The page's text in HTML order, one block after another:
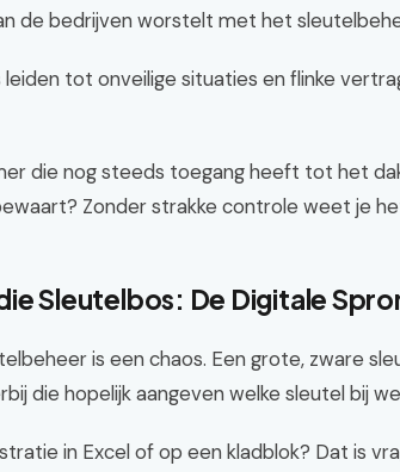
de bedrijven worstelt met het
tot onveilige situaties en flinke
die nog steeds toegang heeft tot het
Zonder strakke controle weet je
Sleutelbos: De Digitale
is een chaos. Een grote, zware
die hopelijk aangeven welke sleutel bij
in Excel of op een kladblok? Dat is